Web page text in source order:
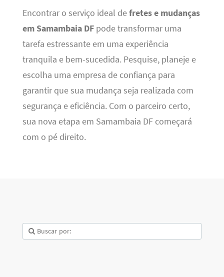
Encontrar o serviço ideal defretes e mudanças
em Samambaia DFpode transformar uma
tarefa estressante em uma experiência
tranquila e bem-sucedida. Pesquise, planeje e
escolha uma empresa de confiança para
garantir que sua mudança seja realizada com
segurança e eficiência. Com o parceiro certo,
sua nova etapa em Samambaia DF começará
com o pé direito.